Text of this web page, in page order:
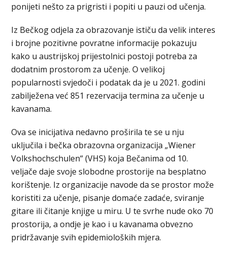
ponijeti nešto za prigristi i popiti u pauzi od učenja.
Iz Bečkog odjela za obrazovanje ističu da velik interes
i brojne pozitivne povratne informacije pokazuju
kako u austrijskoj prijestolnici postoji potreba za
dodatnim prostorom za učenje. O velikoj
popularnosti svjedoči i podatak da je u 2021. godini
zabilježena već 851 rezervacija termina za učenje u
kavanama.
Ova se inicijativa nedavno proširila te se u nju
uključila i bečka obrazovna organizacija „Wiener
Volkshochschulen“ (VHS) koja Bečanima od 10.
veljače daje svoje slobodne prostorije na besplatno
korištenje. Iz organizacije navode da se prostor može
koristiti za učenje, pisanje domaće zadaće, sviranje
gitare ili čitanje knjige u miru. U te svrhe nude oko 70
prostorija, a ondje je kao i u kavanama obvezno
pridržavanje svih epidemioloških mjera.